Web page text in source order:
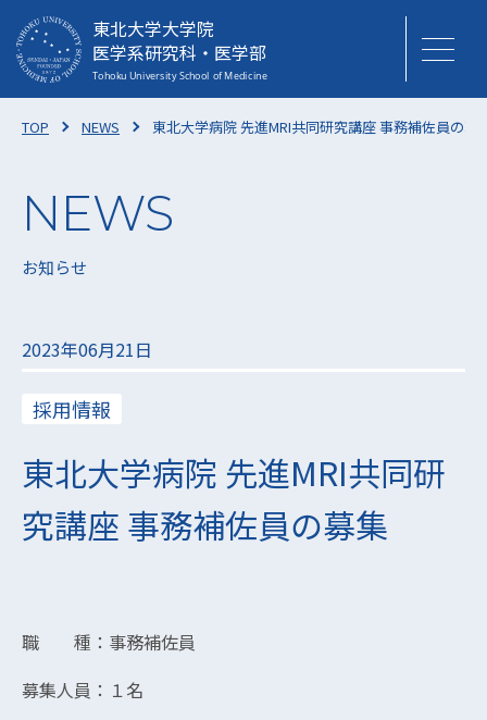
東北大学大学院
医学系研究科・医学部
TOP NEWS 東北大学病院 先進MRI共同研究講座 事務補佐員の募
お知らせ
2023年06月21日
採用情報
東北大学病院 先進MRI共同研
究講座 事務補佐員の募集
職 種：事務補佐員
募集人員：１名